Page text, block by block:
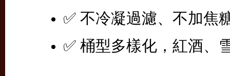
✅ 不冷凝過濾、不加焦
✅ 桶型多樣化，紅酒、